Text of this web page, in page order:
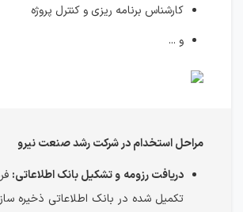
کارشناس برنامه ریزی و کنترل پروژه
و ...
مراحل استخدام در شرکت رشد صنعت نیرو
دریافت رزومه و تشکیل بانک اطلاعاتی:
تکمیل شده در بانک اطلاعاتی ذخیره